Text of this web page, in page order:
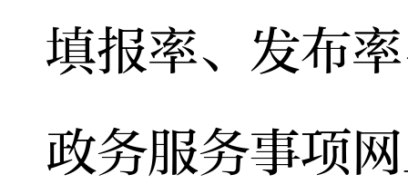
填报率、发布
政务服务事项